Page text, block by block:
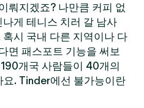
뤄지겠죠? 나만큼 커피 없
게 테니스 치러 갈 남사
시 국내 다른 지역이나 다
면 패스포트 기능을 써보
개국 사람들이 40개의
. Tinder에선 불가능이란